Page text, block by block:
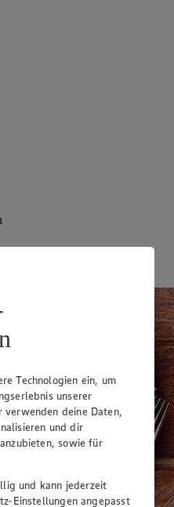
Technologien ein, um
unserer
verwenden deine Daten,
und dir
sowie für
und kann jederzeit
Einstellungen angepasst